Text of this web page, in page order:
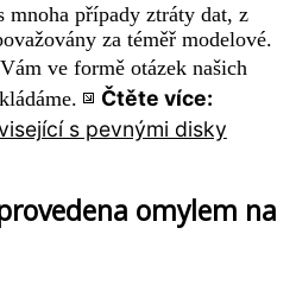
mnoha případy ztráty dat, z
za téměř modelové.
ve formě otázek našich
Čtěte více:
s pevnými disky
omylem na